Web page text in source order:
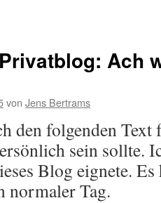
Ach
von Jens Bertrams
den folgenden
sein sollte.
Blog eignete.
normaler Tag.